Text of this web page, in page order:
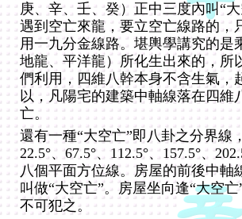
庚、辛、壬、癸）正中三度內叫“
遇到空亡來龍，要立空亡線路的，
用一九分金線路。堪輿學講究的是
地龍、平洋龍）所化生出來的，所
們利用，四維八幹本身不含生氣，
以，凡陽宅的建築中軸線落在四維
亡。
還有一種“大空亡”即八卦之分界線
22.5°、67.5°、112.5°、157.5°、
八個平面方位線。房屋的前後中軸
叫做“大空亡”。房屋坐向逢“大空
不可犯之。